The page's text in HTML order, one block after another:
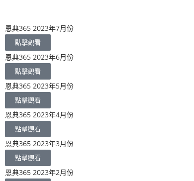
恩典365 2023年7月份
點擊觀看
恩典365 2023年6月份
點擊觀看
恩典365 2023年5月份
點擊觀看
恩典365 2023年4月份
點擊觀看
恩典365 2023年3月份
點擊觀看
恩典365 2023年2月份